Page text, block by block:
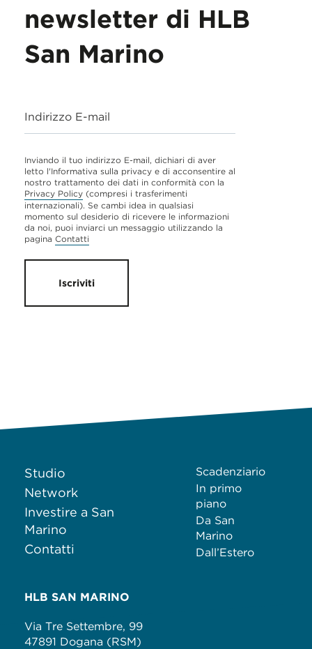
newsletter di HLB
San Marino
Indirizzo E-mail
Inviando il tuo indirizzo E-mail, dichiari di aver
letto l'Informativa sulla privacy e di acconsentire al
nostro trattamento dei dati in conformità con la
Privacy Policy (compresi i trasferimenti
internazionali). Se cambi idea in qualsiasi
momento sul desiderio di ricevere le informazioni
da noi, puoi inviarci un messaggio utilizzando la
pagina Contatti
Iscriviti
Studio
Network
Investire a San
Marino
Contatti
Scadenziario
In primo
piano
Da San
Marino
Dall’Estero
HLB SAN MARINO
Via Tre Settembre, 99
47891 Dogana (RSM)